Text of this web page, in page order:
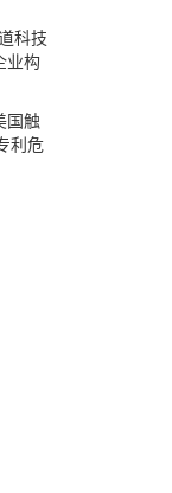
科技
业构
国触
利危